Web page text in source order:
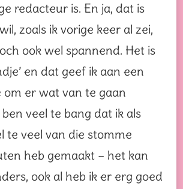
redacteur is. En ja, dat is
zoals ik vorige keer al zei,
ook wel spannend. Het is
en dat geef ik aan een
er wat van te gaan
veel te bang dat ik als
te veel van die stomme
heb gemaakt – het kan
ook al heb ik er erg goed